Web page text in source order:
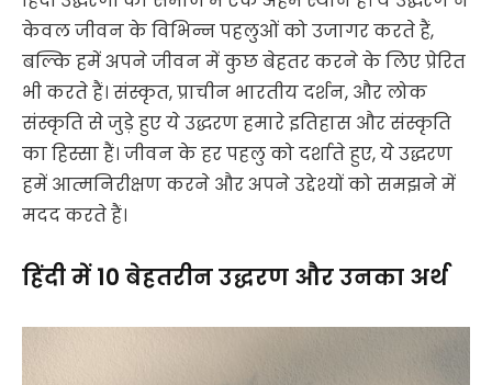
केवल जीवन के विभिन्न पहलुओं को उजागर करते हैं,
बल्कि हमें अपने जीवन में कुछ बेहतर करने के लिए प्रेरित
भी करते हैं। संस्कृत, प्राचीन भारतीय दर्शन, और लोक
संस्कृति से जुड़े हुए ये उद्धरण हमारे इतिहास और संस्कृति
का हिस्सा हैं। जीवन के हर पहलु को दर्शाते हुए, ये उद्धरण
हमें आत्मनिरीक्षण करने और अपने उद्देश्यों को समझने में
मदद करते हैं।
हिंदी में 10 बेहतरीन उद्धरण और उनका अर्थ